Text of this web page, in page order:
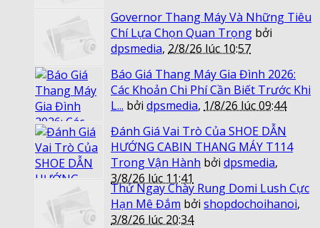
Governor Thang Máy Và Những Tiêu
Chí Lựa Chọn Quan Trọng bởi
dpsmedia, 2/8/26 lúc 10:57
Báo Giá Thang Máy Gia Đình 2026:
Các Khoản Chi Phí Cần Biết Trước Khi
L... bởi dpsmedia, 1/8/26 lúc 09:44
Đánh Giá Vai Trò Của SHOE DẪN
HƯỚNG CABIN THANG MÁY T114
Trong Vận Hành bởi dpsmedia,
3/8/26 lúc 11:41
Thử Ngay Chày Rung Domi Lush Cực
Hạn Mê Đắm bởi shopdochoihanoi,
3/8/26 lúc 20:34